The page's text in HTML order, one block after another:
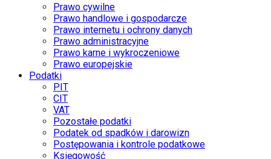
Prawo cywilne
Prawo handlowe i gospodarcze
Prawo internetu i ochrony danych
Prawo administracyjne
Prawo karne i wykroczeniowe
Prawo europejskie
Podatki
PIT
CIT
VAT
Pozostałe podatki
Podatek od spadków i darowizn
Postępowania i kontrole podatkowe
Księgowość